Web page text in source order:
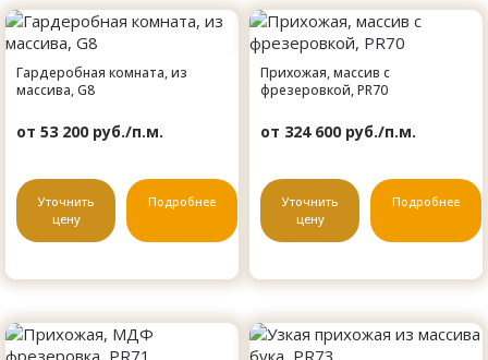
Гардеробная комната, из
массива, G8
от 53 200 руб./п.м.
Уточнить
цену
Подробнее
Прихожая, массив с
фрезеровкой, PR70
от 324 600 руб./п.м.
Уточнить
цену
Подробнее